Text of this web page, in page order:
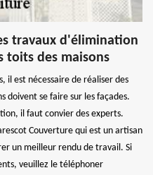
travaux d'élimination
toits des maisons
il est nécessaire de réaliser des
doivent se faire sur les façades.
il faut convier des experts.
Couverture qui est un artisan
un meilleur rendu de travail. Si
veuillez le téléphoner